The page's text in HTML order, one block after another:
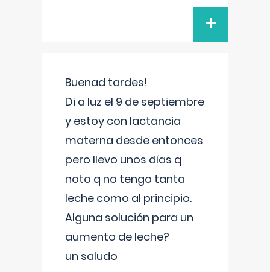
+
Buenad tardes!
Di a luz el 9 de septiembre
y estoy con lactancia
materna desde entonces
pero llevo unos días q
noto q no tengo tanta
leche como al principio.
Alguna solución para un
aumento de leche?
un saludo